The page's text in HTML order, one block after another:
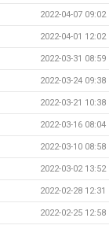
2022-04-07 09:02
2022-04-01 12:02
2022-03-31 08:59
2022-03-24 09:38
2022-03-21 10:38
2022-03-16 08:04
2022-03-10 08:58
2022-03-02 13:52
2022-02-28 12:31
2022-02-25 12:58